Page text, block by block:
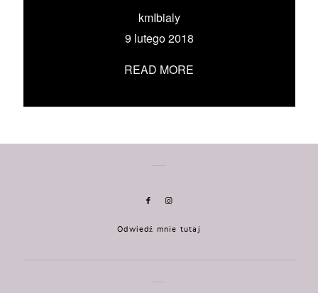
kmIbialy
9 lutego 2018
READ MORE
Odwiedź mnie tutaj